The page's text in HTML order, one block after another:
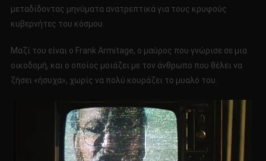
μεταδίδοντας μηνύματα ανατρεπτικά για τους κρυφούς
κυβερνήτες του κόσμου.
Μαζί του είναι ο Frank Armitage, ο μαύρος που γνώρισε σε μια
οικοδομή, και ο οποίος μοιάζει με τον άνθρωπο που θέλει να
ζήσει «ήσυχα», χωρίς να πολύ κουράζει το μυαλό του.